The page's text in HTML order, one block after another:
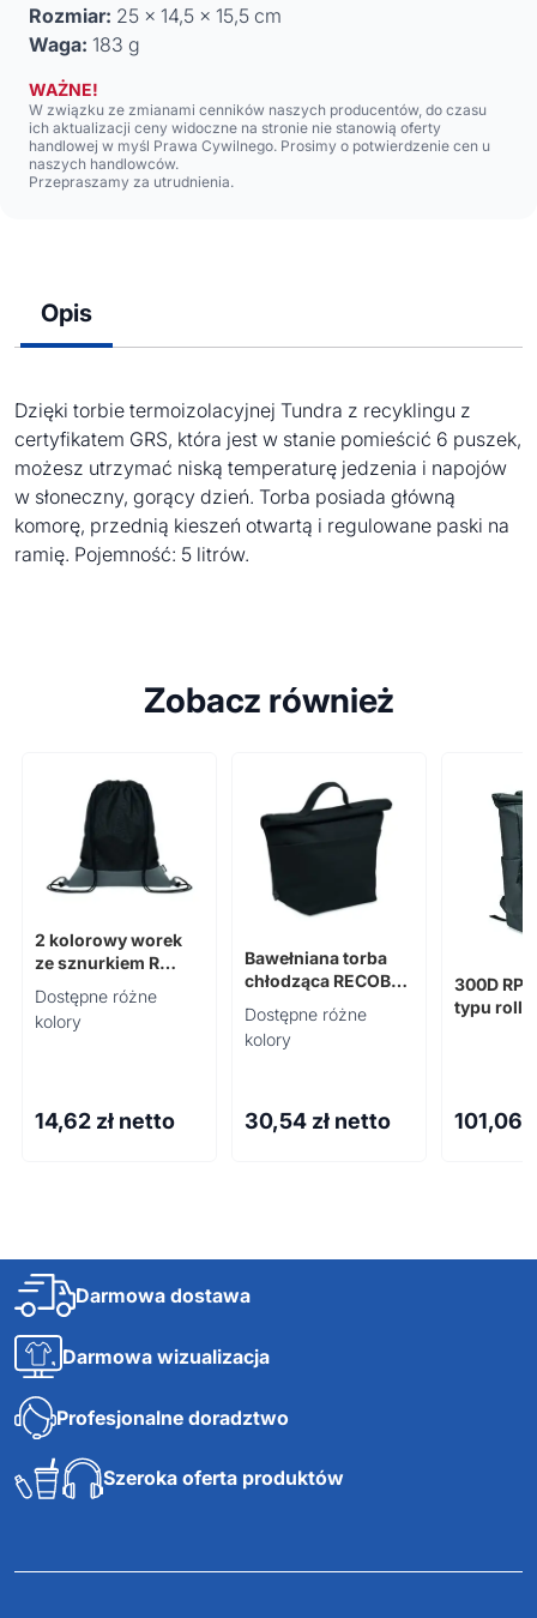
Rozmiar: 25 x 14,5 x 15,5 cm
Waga: 183 g
WAŻNE!
W związku ze zmianami cenników naszych producentów, do czasu
ich aktualizacji ceny widoczne na stronie nie stanowią oferty
handlowej w myśl Prawa Cywilnego. Prosimy o potwierdzenie cen u
naszych handlowców.
Przepraszamy za utrudnienia.
Opis
Dzięki torbie termoizolacyjnej Tundra z recyklingu z
certyfikatem GRS, która jest w stanie pomieścić 6 puszek,
możesz utrzymać niską temperaturę jedzenia i napojów
w słoneczny, gorący dzień. Torba posiada główną
komorę, przednią kieszeń otwartą i regulowane paski na
ramię. Pojemność: 5 litrów.
Zobacz również
2 kolorowy worek
ze sznurkiem R
LIBAG
Dostępne różne
kolory
14,62 zł netto
Bawełniana torba
chłodząca RECOBA
COLOUR
Dostępne różne
kolory
30,54 zł netto
300D
typu
101,06
Darmowa dostawa
Darmowa wizualizacja
Profesjonalne doradztwo
Szeroka oferta produktów